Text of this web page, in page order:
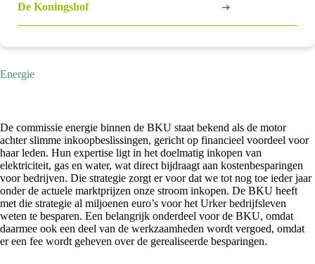
De Koningshof
Energie
De commissie energie binnen de BKU staat bekend als de motor
achter slimme inkoopbeslissingen, gericht op financieel voordeel voor
haar leden. Hun expertise ligt in het doelmatig inkopen van
elektriciteit, gas en water, wat direct bijdraagt aan kostenbesparingen
voor bedrijven. Die strategie zorgt er voor dat we tot nog toe ieder jaar
onder de actuele marktprijzen onze stroom inkopen. De BKU heeft
met die strategie al miljoenen euro’s voor het Urker bedrijfsleven
weten te besparen. Een belangrijk onderdeel voor de BKU, omdat
daarmee ook een deel van de werkzaamheden wordt vergoed, omdat
er een fee wordt geheven over de gerealiseerde besparingen.